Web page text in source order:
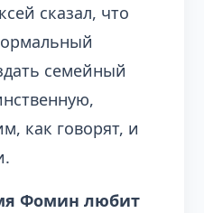
сказал, что
семейный
как говорят, и
Фомин любит